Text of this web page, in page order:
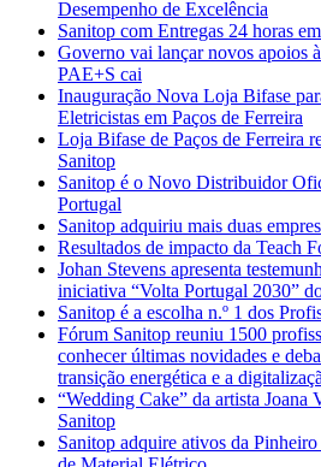
Desempenho de Excelência
Sanitop com Entregas 24 horas
Governo vai lançar novos apoios
PAE+S cai
Inauguração Nova Loja Bifase
Eletricistas em Paços de Ferreira
Loja Bifase de Paços de Ferreira
Sanitop
Sanitop é o Novo Distribuidor
Portugal
Sanitop adquiriu mais duas
Resultados de impacto da Teach
Johan Stevens apresenta
iniciativa “Volta Portugal 2030”
Sanitop é a escolha n.º 1 dos
Fórum Sanitop reuniu 1500
conhecer últimas novidades e
transição energética e a
“Wedding Cake” da artista Joana
Sanitop
Sanitop adquire ativos da